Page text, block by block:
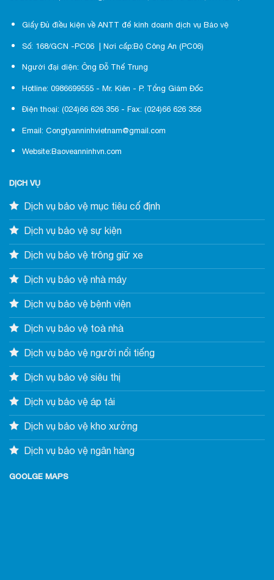
Giấy Đủ điều kiện về ANTT để kinh doanh dịch vụ Bảo vệ
Số: 168/GCN -PC06 | Nơi cấp:Bộ Công An (PC06)
Người đại diện: Ông Đỗ Thế Trung
Hotline: 0986699555 - Mr. Kiên - P. Tổng Giám Đốc
Điện thoại: (024)66 626 356 - Fax: (024)66 626 356
Email: Congtyanninhvietnam@gmail.com
Website:Baoveanninhvn.com
DỊCH VỤ
Dịch vụ bảo vệ mục tiêu cố định
Dịch vụ bảo vệ sự kiện
Dịch vụ bảo vệ trông giữ xe
Dịch vụ bảo vệ nhà máy
Dịch vụ bảo vệ bệnh viện
Dịch vụ bảo vệ toà nhà
Dịch vụ bảo vệ người nổi tiếng
Dịch vụ bảo vệ siêu thị
Dịch vụ bảo vệ áp tải
Dịch vụ bảo vệ kho xưởng
Dịch vụ bảo vệ ngân hàng
GOOLGE MAPS